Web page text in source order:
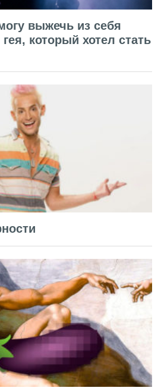
выжечь из себя
который хотел стать